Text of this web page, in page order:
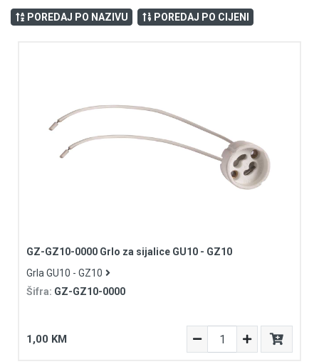
Industrijska rasvjeta
Vijčana roba
POREDAJ PO NAZIVU POREDAJ PO CIJENI
GZ-GZ10-0000 Grlo za sijalice GU10 - GZ10
Grla GU10 - GZ10
Šifra: GZ-GZ10-0000
1,00 KM